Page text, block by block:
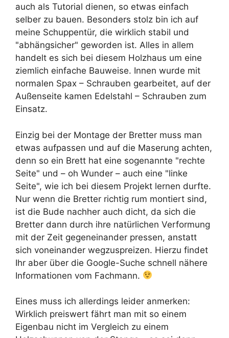
auch als Tutorial dienen, so etwas einfach
selber zu bauen. Besonders stolz bin ich auf
meine Schuppentür, die wirklich stabil und
"abhängsicher" geworden ist. Alles in allem
handelt es sich bei diesem Holzhaus um eine
ziemlich einfache Bauweise. Innen wurde mit
normalen Spax – Schrauben gearbeitet, auf der
Außenseite kamen Edelstahl – Schrauben zum
Einsatz.
Einzig bei der Montage der Bretter muss man
etwas aufpassen und auf die Maserung achten,
denn so ein Brett hat eine sogenannte "rechte
Seite" und – oh Wunder – auch eine "linke
Seite", wie ich bei diesem Projekt lernen durfte.
Nur wenn die Bretter richtig rum montiert sind,
ist die Bude nachher auch dicht, da sich die
Bretter dann durch ihre natürlichen Verformung
mit der Zeit gegeneinander pressen, anstatt
sich voneinander wegzuspreizen. Hierzu findet
Ihr aber über die Google-Suche schnell nähere
Informationen vom Fachmann.
Eines muss ich allerdings leider anmerken:
Wirklich preiswert fährt man mit so einem
Eigenbau nicht im Vergleich zu einem